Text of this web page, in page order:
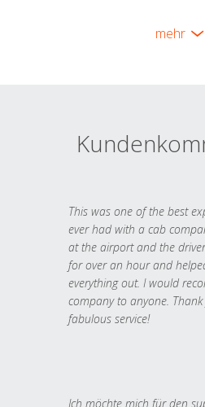
mehr
This was one of the best
ever had with a cab
at the airport and the
for over an hour and
everything out. I would
company to anyone.
fabulous service!
Ich möchte mich für den